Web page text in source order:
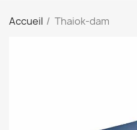
Accueil Thaiok-dam